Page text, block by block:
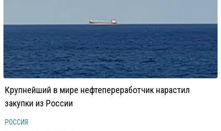
Крупнейший в мире нефтепереработчик нарастил
закупки из России
РОССИЯ